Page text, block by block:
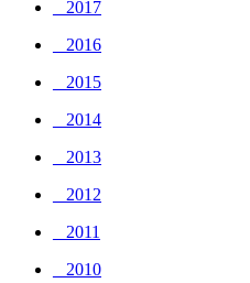
_ 2017
_ 2016
_ 2015
_ 2014
_ 2013
_ 2012
_ 2011
_ 2010